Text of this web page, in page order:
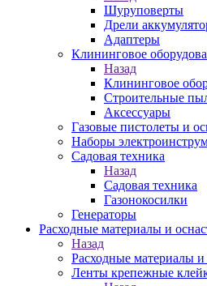
Шуруповерты
Дрели
Адаптеры
Клининговое
Назад
Клининговое
Строительные
Аксессуары
Газовые пистолеты и
Наборы
Садовая техника
Назад
Садовая техника
Газонокосилки
Генераторы
Расходные материалы и
Назад
Расходные материалы и
Ленты крепежные